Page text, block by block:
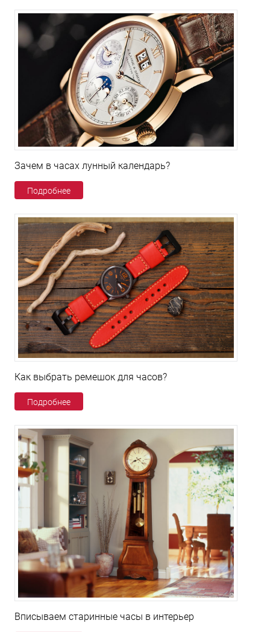
Зачем в часах лунный календарь?
Подробнее
Как выбрать ремешок для часов?
Подробнее
Вписываем старинные часы в интерьер